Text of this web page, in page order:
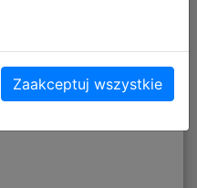
Cyferki i
Zaakceptuj wszystkie